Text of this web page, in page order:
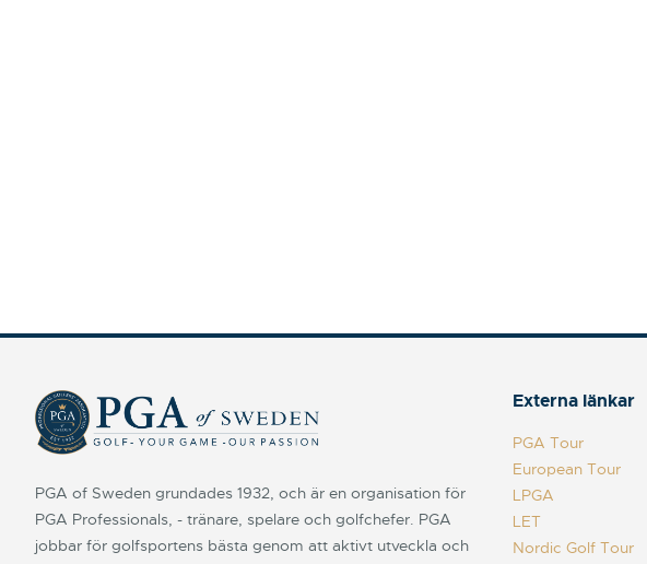
PGA of Sweden grundades 1932, och är en organisation för
PGA Professionals, - tränare, spelare och golfchefer. PGA
jobbar för golfsportens bästa genom att aktivt utveckla och
Externa länkar
PGA Tour
European Tour
LPGA
LET
Nordic Golf Tour